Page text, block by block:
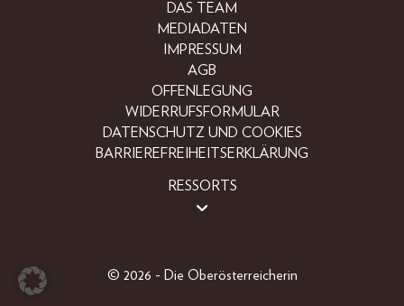
DAS TEAM
MEDIADATEN
IMPRESSUM
AGB
OFFENLEGUNG
WIDERRUFSFORMULAR
DATENSCHUTZ UND COOKIES
BARRIEREFREIHEITSERKLÄRUNG
RESSORTS
© 2026 - Die Oberösterreicherin